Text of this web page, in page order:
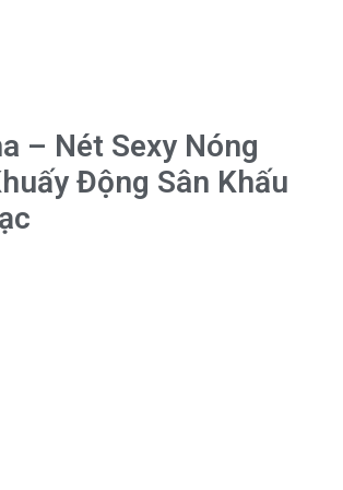
– Nét Sexy Nóng
Động Sân Khấu